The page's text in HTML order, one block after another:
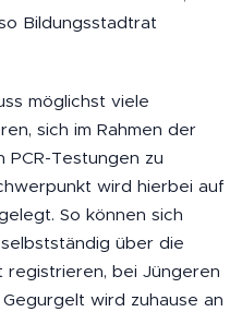
Bildungsstadtrat
möglichst viele
sich im Rahmen der
Testungen zu
wird hierbei auf
So können sich
über die
registrieren, bei Jüngeren
wird zuhause an